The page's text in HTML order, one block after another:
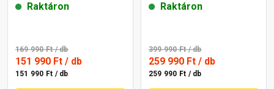
Raktáron
169 990 Ft/ db
151 990 Ft / db
151 990 Ft / db
Raktáron
399 990 Ft/ db
259 990 Ft / db
259 990 Ft / db